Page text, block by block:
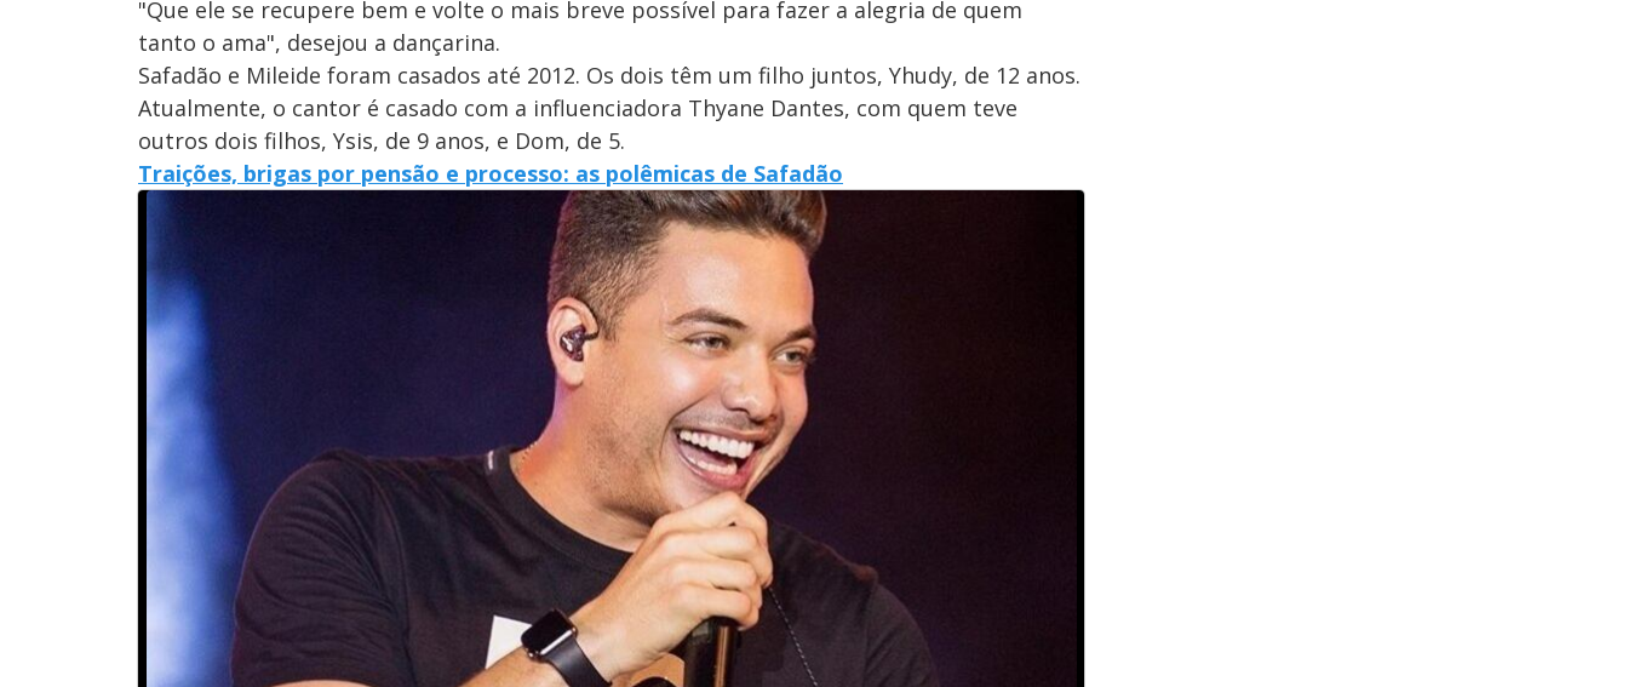
"Que ele se recupere bem e volte o mais breve possível para fazer a alegria de quem
tanto o ama", desejou a dançarina.
Safadão e Mileide foram casados até 2012. Os dois têm um filho juntos, Yhudy, de 12 anos.
Atualmente, o cantor é casado com a influenciadora Thyane Dantes, com quem teve
outros dois filhos, Ysis, de 9 anos, e Dom, de 5.
Traições, brigas por pensão e processo: as polêmicas de Safadão